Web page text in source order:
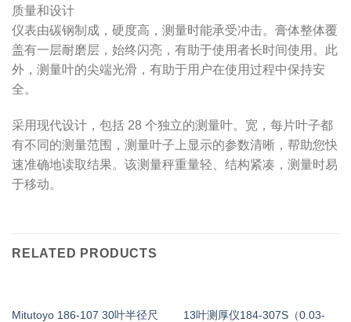
质量和设计
仪表由碳钢制成，硬度高，测量时能承受冲击。膏体整体覆
盖有一层耐磨层，始终闪亮，有助于使用者长时间使用。此
外，测量叶的尖端光滑，有助于用户在使用过程中保持安
全。
采用现代设计，包括 28 个独立的测量叶。宽，每片叶子都
有不同的测量范围，测量叶子上显示的参数清晰，帮助您快
速准确地读取结果。该测量秤重量轻、结构紧凑，测量时易
于移动。
RELATED PRODUCTS
Mitutoyo 186-107 30叶半径尺
13叶测厚仪184-307S（0.03-